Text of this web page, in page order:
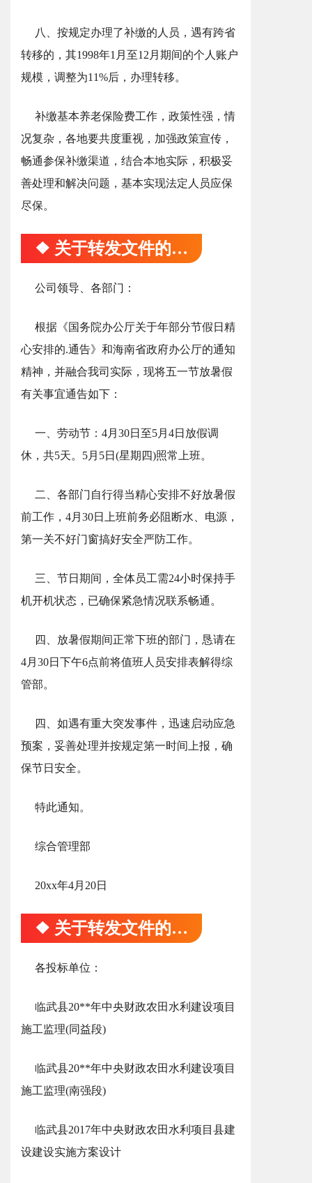
八、按规定办理了补缴的人员，遇有跨省
转移的，其1998年1月至12月期间的个人账户
规模，调整为11%后，办理转移。
补缴基本养老保险费工作，政策性强，情
况复杂，各地要共度重视，加强政策宣传，
畅通参保补缴渠道，结合本地实际，积极妥
善处理和解决问题，基本实现法定人员应保
尽保。
❖ 关于转发文件的通知
公司领导、各部门：
根据《国务院办公厅关于年部分节假日精
心安排的.通告》和海南省政府办公厅的通知
精神，并融合我司实际，现将五一节放暑假
有关事宜通告如下：
一、劳动节：4月30日至5月4日放假调
休，共5天。5月5日(星期四)照常上班。
二、各部门自行得当精心安排不好放暑假
前工作，4月30日上班前务必阻断水、电源，
第一关不好门窗搞好安全严防工作。
三、节日期间，全体员工需24小时保持手
机开机状态，已确保紧急情况联系畅通。
四、放暑假期间正常下班的部门，恳请在
4月30日下午6点前将值班人员安排表解得综
管部。
四、如遇有重大突发事件，迅速启动应急
预案，妥善处理并按规定第一时间上报，确
保节日安全。
特此通知。
综合管理部
20xx年4月20日
❖ 关于转发文件的通知
各投标单位：
临武县20**年中央财政农田水利建设项目
施工监理(同益段)
临武县20**年中央财政农田水利建设项目
施工监理(南强段)
临武县2017年中央财政农田水利项目县建
设建设实施方案设计